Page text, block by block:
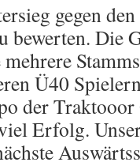
gegen
bewerten. Die
Ü40
der
Erfolg.